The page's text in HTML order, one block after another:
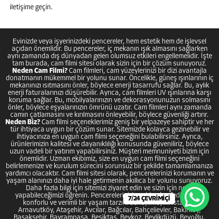
iletişime geçin.
Evinizde veya işyerinizdeki pencereler, hem estetik hem de işlevsel
açıdan önemlidir. Bu pencereler, iç mekanın ışık almasını sağlarken
aynı zamanda dış dünyadan gelen olumsuz etkileri engellemelidir. İşte
tam burada, cam filmi sitesi olarak sizin için bir çözüm sunuyoruz.
Neden Cam Filmi? Cam filmleri, cam yüzeylerinizi bir dizi avantajla
donatmanın mükemmel bir yolunu sunar. Öncelikle, güneş ışınlarının iç
mekanınızı ısıtmasını önler, böylece enerji tasarrufu sağlar. Bu, aylık
enerji faturalarınızı düşürebilir. Ayrıca, cam filmleri UV ışınlarına karşı
koruma sağlar. Bu, mobilyalarınızın ve dekorasyonunuzun solmasını
önler, böylece eşyalarınızın ömrünü uzatır. Cam filmleri aynı zamanda
camın çatlamasını ve kırılmasını önleyebilir, böylece güvenliği artırır.
Neden Biz?Cam filmi seçeneklerimiz geniş bir yelpazeye sahiptir ve her
tür ihtiyaca uygun bir çözüm sunar. Sitemizde kolayca gezinebilir ve
ihtiyacınıza en uygun cam filmi seçeneğini bulabilirsiniz. Ayrıca,
ürünlerimizin kalitesi ve dayanıklılığı konusunda güveniliriz, böylece
uzun vadeli bir yatırım yapabilirsiniz. Müşteri memnuniyeti bizim için
önemlidir. Uzman ekibimiz, size en uygun cam filmi seçeneğini
belirlemenize ve kurulum sürecini sorunsuz bir şekilde tamamlamanıza
yardımcı olacaktır. Cam filmi sitesi olarak, pencerelerinizi korumanın ve
yaşam alanınızı daha iyi hale getirmenin akıllıca bir yolunu sunuyoruz.
Daha fazla bilgi için sitemizi ziyaret edin ve sizin için neler
yapabileceğimizi öğrenin. Pencerelerinizi yeniden keşfedin, daha
konforlu ve verimli bir yaşam tarzını deneyimleyin. İstanbul
Arnavutköy, Ataşehir, Avcılar, Bağcılar, Bahçelievler, Bakırköy,
7/24 ÇEVRİMİÇİ